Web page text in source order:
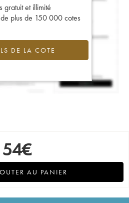
gratuit et illimité
de plus de 150 000 cotes
DE LA COTE
54€
AU PANIER